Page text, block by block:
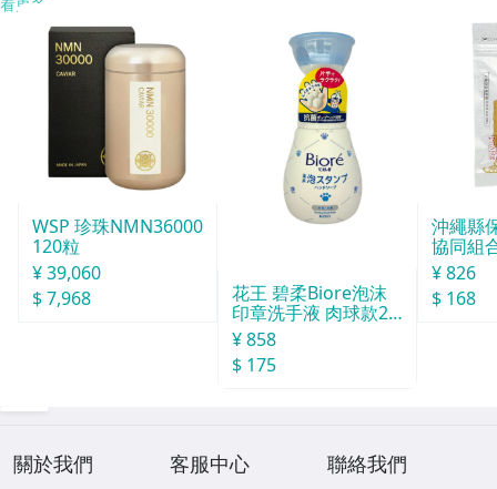
WSP 珍珠NMN36000
120粒
¥ 39,060
$ 7,968
花王 碧柔Biore泡沫
印章洗手液 肉球款24
0ml
¥ 858
$ 175
沖繩縣
協同組
球酒豪
¥ 826
$ 168
關於我們 客服中心 聯絡我們